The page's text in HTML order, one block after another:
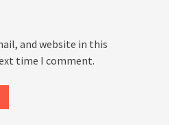
and website in this
time I comment.